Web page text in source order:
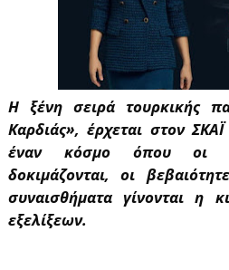
Η ξένη σειρά τουρκικής
Καρδιάς», έρχεται στον
έναν κόσμο όπου οι
δοκιμάζονται, οι
συναισθήματα γίνονται η
εξελίξεων.